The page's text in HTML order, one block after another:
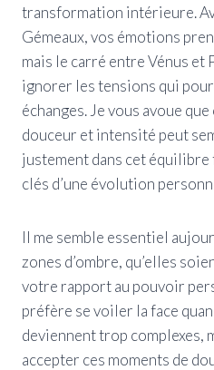
transformation intérieure.
Gémeaux, vos émotions
mais le carré entre Vénus et
ignorer les tensions qui
échanges. Je vous avoue
douceur et intensité peut
justement dans cet équilibre
clés d’une évolution
Il me semble essentiel
zones d’ombre, qu’elles
votre rapport au pouvoir
préfère se voiler la face
deviennent trop complexes,
accepter ces moments de